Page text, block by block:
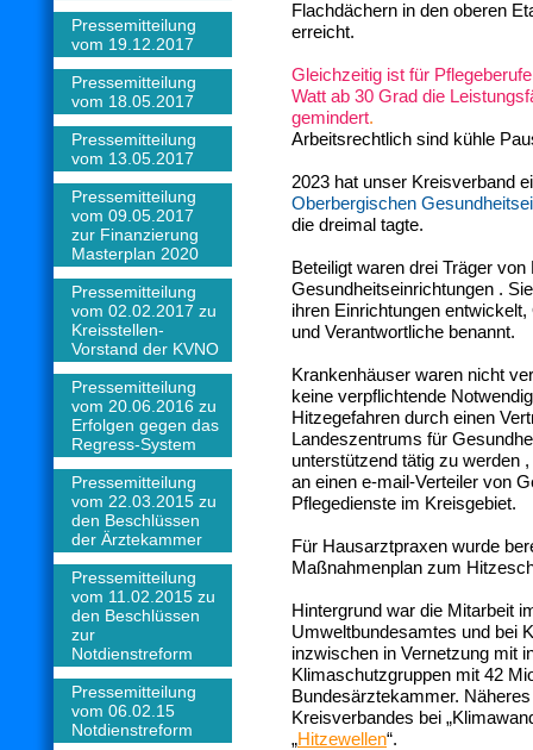
Pressemitteilung
vom 19.12.2017
Pressemitteilung
vom 18.05.2017
Pressemitteilung
vom 13.05.2017
Pressemitteilung
vom 09.05.2017
zur Finanzierung
Masterplan 2020
Pressemitteilung
vom 02.02.2017 zu
Kreisstellen-
Vorstand der KVNO
Pressemitteilung
vom 20.06.2016 zu
Erfolgen gegen das
Regress-System
Pressemitteilung
vom 22.03.2015 zu
den Beschlüssen
der Ärztekammer
Pressemitteilung
vom 11.02.2015 zu
den Beschlüssen
zur
Notdienstreform
Pressemitteilung
vom 06.02.15
Notdienstreform
Flachdächern in den oberen
erreicht.
Gleichzeitig ist für
Watt ab 30 Grad die
gemindert.
Arbeitsrechtlich sind kühle
2023 hat unser Kreisverband
Oberbergischen
die dreimal tagte.
Beteiligt waren drei Träger von
Gesundheitseinrichtungen .
ihren Einrichtungen
und Verantwortliche benannt.
Krankenhäuser waren nicht
keine verpflichtende
Hitzegefahren durch einen
Landeszentrums für
unterstützend tätig zu werden
an einen e-mail-Verteiler von
Pflegedienste im Kreisgebiet.
Für Hausarztpraxen wurde
Maßnahmenplan zum
Hintergrund war die Mitarbeit
Umweltbundesamtes und bei
inzwischen in Vernetzung mit
Klimaschutzgruppen mit 42
Bundesärztekammer.
Kreisverbandes bei
„Hitzewellen“.